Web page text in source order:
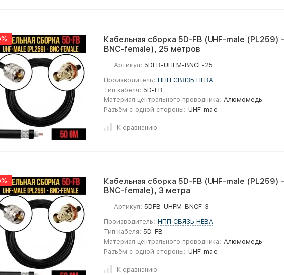
Кабельная сборка 5D-FB (UHF-male (PL259) -
BNC-female), 25 метров
Артикул: 5DFB-UHFM-BNCF-25
Производитель: НПП СВЯЗЬ НЕВА
Тип кабеля: 5D-FB
Материал центрального проводника: Алюмомедь
Разъём с одной стороны: UHF-male
К сравнению
Кабельная сборка 5D-FB (UHF-male (PL259) -
BNC-female), 3 метра
Артикул: 5DFB-UHFM-BNCF-3
Производитель: НПП СВЯЗЬ НЕВА
Тип кабеля: 5D-FB
Материал центрального проводника: Алюмомедь
Разъём с одной стороны: UHF-male
К сравнению